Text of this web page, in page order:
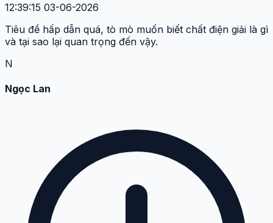
12:39:15 03-06-2026
Tiêu đề hấp dẫn quá, tò mò muốn biết chất điện giải là gì
và tại sao lại quan trọng đến vậy.
N
Ngọc Lan